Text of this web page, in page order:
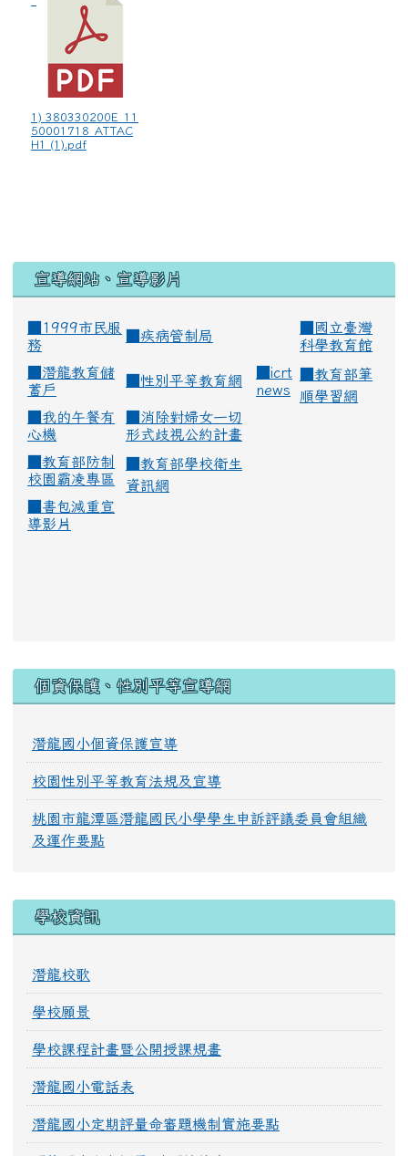
1) 380330200E_11
50001718_ATTAC
H1 (1).pdf
宣導網站、宣導影片
■1999市民服
務
疾病管制局
國立臺灣
科學教育館
潛龍教育儲
蓄戶
性別平等教育網
icrt
news
教育部筆
順學習網
我的午餐有
心機
消除對婦女一切
形式歧視公約計畫
教育部防制
校園霸凌專區
教育部學校衛生
資訊網
書包減重宣
導影片
個資保護、性別平等宣導網
潛龍國小個資保護宣導
校園性別平等教育法規及宣導
桃園市龍潭區潛龍國民小學學生申訴評議委員會組織
及運作要點
學校資訊
潛龍校歌
學校願景
學校課程計畫暨公開授課規畫
潛龍國小電話表
潛龍國小定期評量命審題機制實施要點